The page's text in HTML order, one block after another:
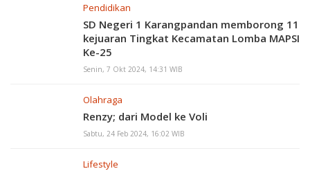
Pendidikan
SD Negeri 1 Karangpandan memborong 11
kejuaran Tingkat Kecamatan Lomba MAPSI
Ke-25
Senin, 7 Okt 2024, 14:31 WIB
Olahraga
Renzy; dari Model ke Voli
Sabtu, 24 Feb 2024, 16:02 WIB
Lifestyle